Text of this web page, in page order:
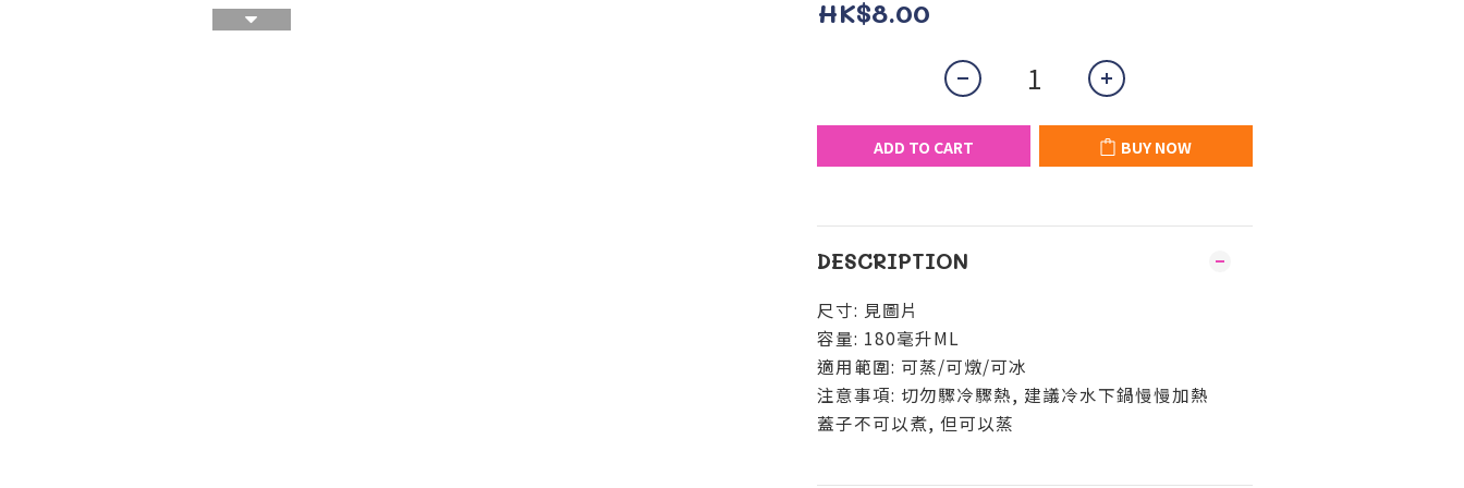
HK$8.00
ADD TO CART BUY NOW
DESCRIPTION
尺寸: 見圖片
容量: 180毫升ML
適用範圍: 可蒸/可燉/可冰
注意事項: 切勿驟冷驟熱, 建議冷水下鍋慢慢加熱
蓋子不可以煮, 但可以蒸